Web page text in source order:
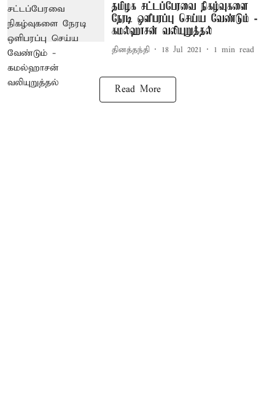
தமிழக சட்டப்பேரவை நிகழ்வுகளை
நேரடி ஒளிபரப்பு செய்ய வேண்டும் -
கமல்ஹாசன் வலியுறுத்தல்
தினத்தந்தி 18 Jul 2021 1 min read
Read More